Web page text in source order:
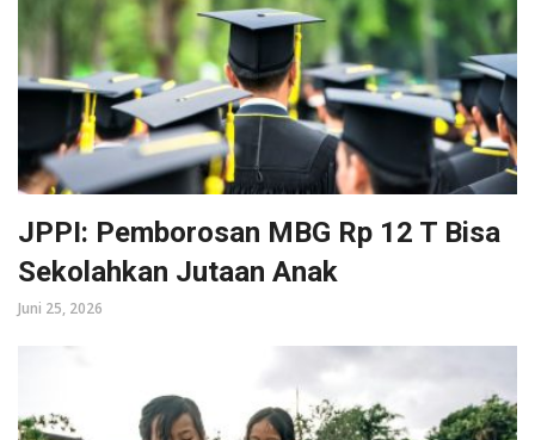
JPPI: Pemborosan MBG Rp 12 T Bisa
Sekolahkan Jutaan Anak
Juni 25, 2026